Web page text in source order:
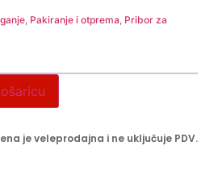
Pakiranje i otprema Pribor za
je veleprodajna i ne uključuje PDV.